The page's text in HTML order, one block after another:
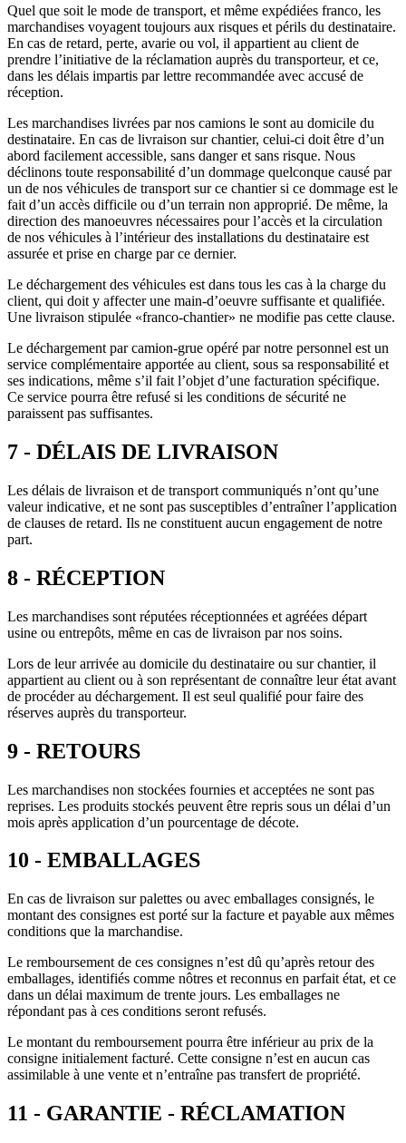
Quel que soit le mode de transport, et même expédiées franco, les
marchandises voyagent toujours aux risques et périls du destinataire.
En cas de retard, perte, avarie ou vol, il appartient au client de
prendre l’initiative de la réclamation auprès du transporteur, et ce,
dans les délais impartis par lettre recommandée avec accusé de
réception.
Les marchandises livrées par nos camions le sont au domicile du
destinataire. En cas de livraison sur chantier, celui-ci doit être d’un
abord facilement accessible, sans danger et sans risque. Nous
déclinons toute responsabilité d’un dommage quelconque causé par
un de nos véhicules de transport sur ce chantier si ce dommage est le
fait d’un accès difficile ou d’un terrain non approprié. De même, la
direction des manoeuvres nécessaires pour l’accès et la circulation
de nos véhicules à l’intérieur des installations du destinataire est
assurée et prise en charge par ce dernier.
Le déchargement des véhicules est dans tous les cas à la charge du
client, qui doit y affecter une main-d’oeuvre suffisante et qualifiée.
Une livraison stipulée «franco-chantier» ne modifie pas cette clause.
Le déchargement par camion-grue opéré par notre personnel est un
service complémentaire apportée au client, sous sa responsabilité et
ses indications, même s’il fait l’objet d’une facturation spécifique.
Ce service pourra être refusé si les conditions de sécurité ne
paraissent pas suffisantes.
7 - DÉLAIS DE LIVRAISON
Les délais de livraison et de transport communiqués n’ont qu’une
valeur indicative, et ne sont pas susceptibles d’entraîner l’application
de clauses de retard. Ils ne constituent aucun engagement de notre
part.
8 - RÉCEPTION
Les marchandises sont réputées réceptionnées et agréées départ
usine ou entrepôts, même en cas de livraison par nos soins.
Lors de leur arrivée au domicile du destinataire ou sur chantier, il
appartient au client ou à son représentant de connaître leur état avant
de procéder au déchargement. Il est seul qualifié pour faire des
réserves auprès du transporteur.
9 - RETOURS
Les marchandises non stockées fournies et acceptées ne sont pas
reprises. Les produits stockés peuvent être repris sous un délai d’un
mois après application d’un pourcentage de décote.
10 - EMBALLAGES
En cas de livraison sur palettes ou avec emballages consignés, le
montant des consignes est porté sur la facture et payable aux mêmes
conditions que la marchandise.
Le remboursement de ces consignes n’est dû qu’après retour des
emballages, identifiés comme nôtres et reconnus en parfait état, et ce
dans un délai maximum de trente jours. Les emballages ne
répondant pas à ces conditions seront refusés.
Le montant du remboursement pourra être inférieur au prix de la
consigne initialement facturé. Cette consigne n’est en aucun cas
assimilable à une vente et n’entraîne pas transfert de propriété.
11 - GARANTIE - RÉCLAMATION